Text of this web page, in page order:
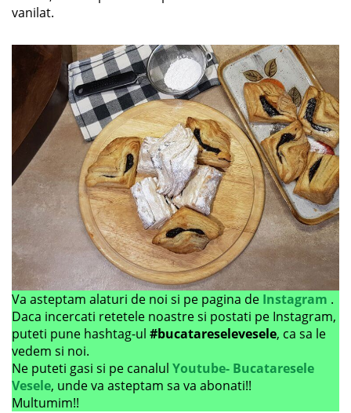
vanilat.
Va asteptam alaturi de noi si pe pagina de Instagram .
Daca incercati retetele noastre si postati pe Instagram,
puteti pune hashtag-ul #bucatareselevesele, ca sa le
vedem si noi.
Ne puteti gasi si pe canalul Youtube- Bucataresele
Vesele, unde va asteptam sa va abonati!!
Multumim!!